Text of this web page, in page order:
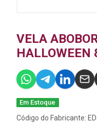
VELA
HALLOWEEN
Em Estoque
Código do Fabricante: